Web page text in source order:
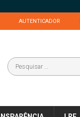
AUTENTICADOR